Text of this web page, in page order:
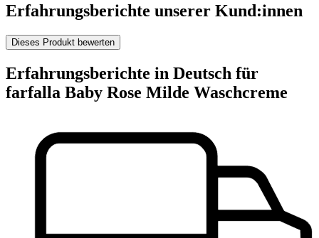
Erfahrungsberichte unserer Kund:innen
Dieses Produkt bewerten
Erfahrungsberichte in Deutsch für
farfalla Baby Rose Milde Waschcreme